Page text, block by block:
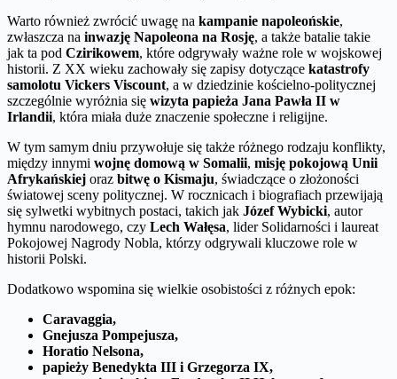
Warto również zwrócić uwagę na kampanie napoleońskie,
zwłaszcza na inwazję Napoleona na Rosję, a także batalie takie
jak ta pod Czirikowem, które odgrywały ważne role w wojskowej
historii. Z XX wieku zachowały się zapisy dotyczące katastrofy
samolotu Vickers Viscount, a w dziedzinie kościelno-politycznej
szczególnie wyróżnia się wizyta papieża Jana Pawła II w
Irlandii, która miała duże znaczenie społeczne i religijne.
W tym samym dniu przywołuje się także różnego rodzaju konflikty,
między innymi wojnę domową w Somalii, misję pokojową Unii
Afrykańskiej oraz bitwę o Kismaju, świadczące o złożoności
światowej sceny politycznej. W rocznicach i biografiach przewijają
się sylwetki wybitnych postaci, takich jak Józef Wybicki, autor
hymnu narodowego, czy Lech Wałęsa, lider Solidarności i laureat
Pokojowej Nagrody Nobla, którzy odgrywali kluczowe role w
historii Polski.
Dodatkowo wspomina się wielkie osobistości z różnych epok:
Caravaggia,
Gnejusza Pompejusza,
Horatio Nelsona,
papieży Benedykta III i Grzegorza IX,